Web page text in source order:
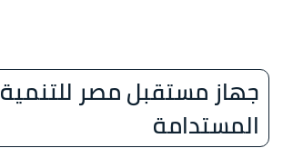
جهاز مستقبل مصر للتنمية
المستدامة